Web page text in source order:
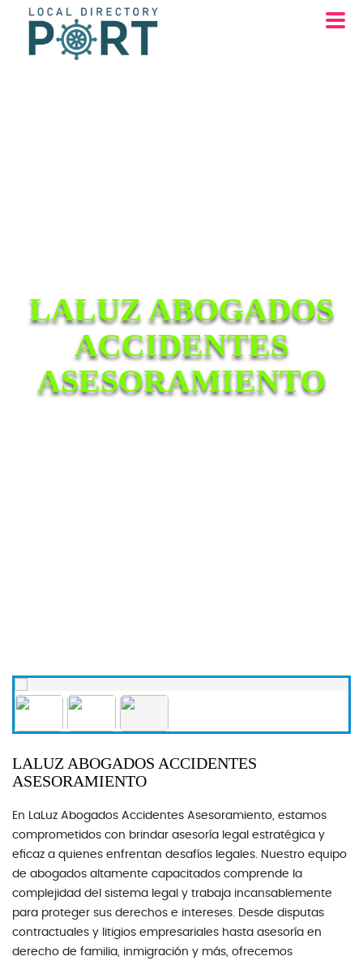
LALUZ ABOGADOS
ACCIDENTES
ASESORAMIENTO
LALUZ ABOGADOS ACCIDENTES
ASESORAMIENTO
En ​LaLuz Abogados Accidentes Asesoramiento, estamos
comprometidos con brindar asesoría legal estratégica y
eficaz a quienes enfrentan desafíos legales. Nuestro equipo
de abogados altamente capacitados comprende la
complejidad del sistema legal y trabaja incansablemente
para proteger sus derechos e intereses. Desde disputas
contractuales y litigios empresariales hasta asesoría en
derecho de familia, inmigración y más, ofrecemos